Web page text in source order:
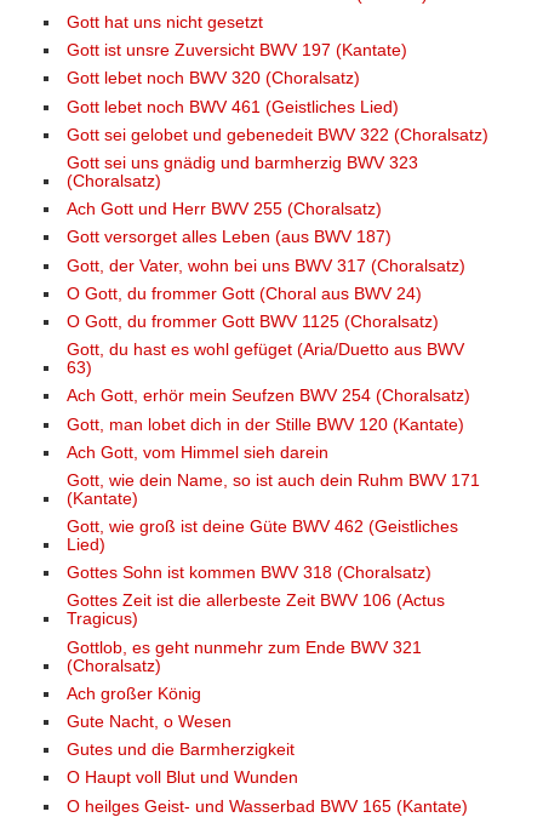
Gott hat uns nicht gesetzt
Gott ist unsre Zuversicht BWV 197 (Kantate)
Gott lebet noch BWV 320 (Choralsatz)
Gott lebet noch BWV 461 (Geistliches Lied)
Gott sei gelobet und gebenedeit BWV 322 (Choralsatz)
Gott sei uns gnädig und barmherzig BWV 323
(Choralsatz)
Ach Gott und Herr BWV 255 (Choralsatz)
Gott versorget alles Leben (aus BWV 187)
Gott, der Vater, wohn bei uns BWV 317 (Choralsatz)
O Gott, du frommer Gott (Choral aus BWV 24)
O Gott, du frommer Gott BWV 1125 (Choralsatz)
Gott, du hast es wohl gefüget (Aria/Duetto aus BWV
63)
Ach Gott, erhör mein Seufzen BWV 254 (Choralsatz)
Gott, man lobet dich in der Stille BWV 120 (Kantate)
Ach Gott, vom Himmel sieh darein
Gott, wie dein Name, so ist auch dein Ruhm BWV 171
(Kantate)
Gott, wie groß ist deine Güte BWV 462 (Geistliches
Lied)
Gottes Sohn ist kommen BWV 318 (Choralsatz)
Gottes Zeit ist die allerbeste Zeit BWV 106 (Actus
Tragicus)
Gottlob, es geht nunmehr zum Ende BWV 321
(Choralsatz)
Ach großer König
Gute Nacht, o Wesen
Gutes und die Barmherzigkeit
O Haupt voll Blut und Wunden
O heilges Geist- und Wasserbad BWV 165 (Kantate)